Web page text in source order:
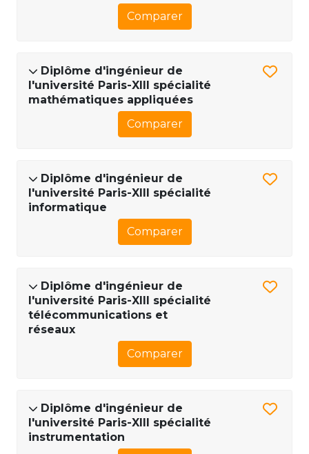
Comparer
Diplôme d'ingénieur de
l'université Paris-XIII spécialité
mathématiques appliquées
Comparer
Diplôme d'ingénieur de
l'université Paris-XIII spécialité
informatique
Comparer
Diplôme d'ingénieur de
l'université Paris-XIII spécialité
télécommunications et
réseaux
Comparer
Diplôme d'ingénieur de
l'université Paris-XIII spécialité
instrumentation